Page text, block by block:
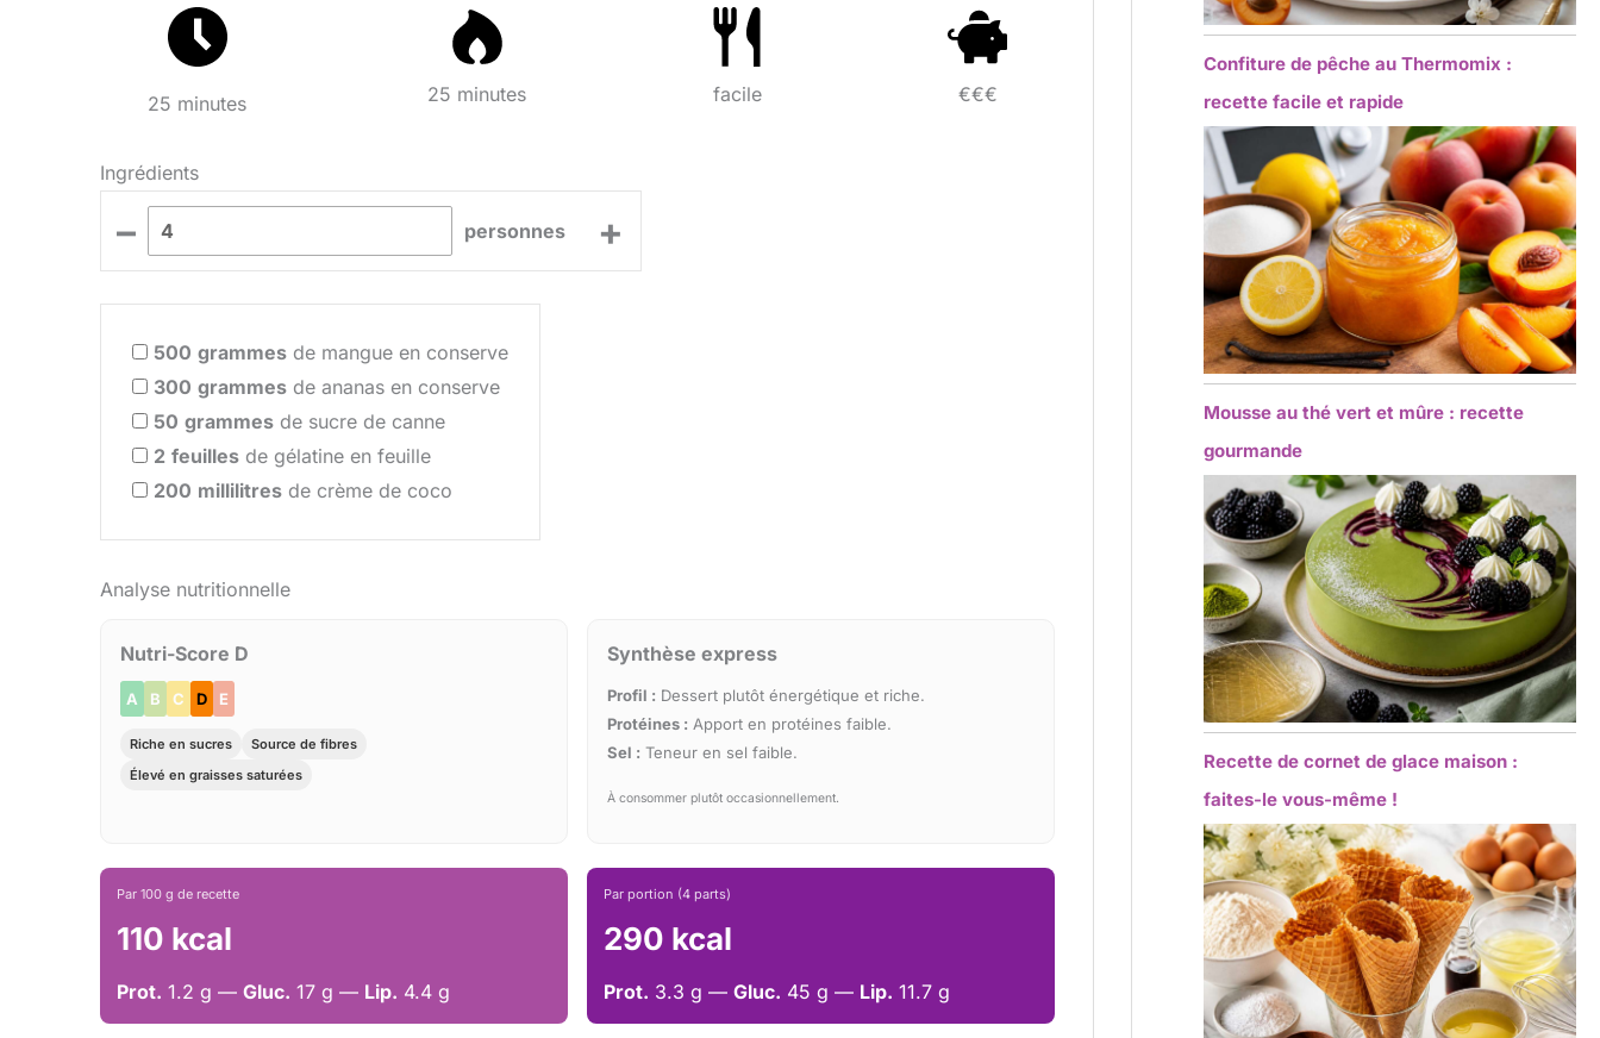
25 minutes 25 minutes facile €€€
Ingrédients
– personnes +
500 grammes de mangue en conserve
300 grammes de ananas en conserve
50 grammes de sucre de canne
2 feuilles de gélatine en feuille
200 millilitres de crème de coco
Analyse nutritionnelle
Nutri-Score D
A B C D E
Riche en sucres
Source de fibres
Élevé en graisses saturées
Synthèse express
Profil : Dessert plutôt énergétique et riche.
Protéines : Apport en protéines faible.
Sel : Teneur en sel faible.
À consommer plutôt occasionnellement.
Par 100 g de recette
110 kcal
Prot. 1.2 g — Gluc. 17 g — Lip. 4.4 g
Par portion (4 parts)
290 kcal
Prot. 3.3 g —Gluc. 45 g — Lip. 11.7 g
Confiture de pêche au Thermomix :
recette facile et rapide
Mousse au thé vert et mûre : recette
gourmande
Recette de cornet de glace maison :
faites-le vous-même !